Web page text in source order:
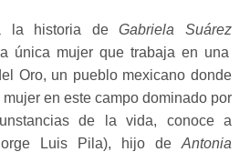
la historia deGabriela Suárez
única mujer que trabaja en una
Oro, un pueblo mexicano donde
en este campo dominado por
de la vida, conoce a
Luis Pila), hijo de Antonia